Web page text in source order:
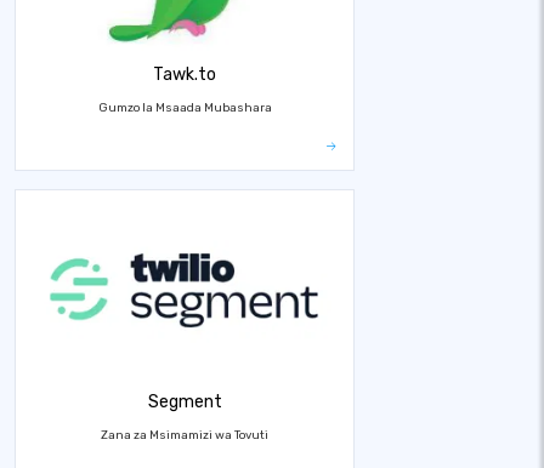
Tawk.to
Gumzo la Msaada Mubashara
Segment
Zana za Msimamizi wa Tovuti